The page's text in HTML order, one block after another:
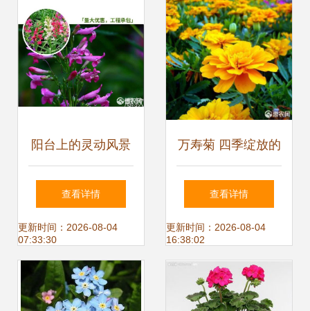
阳台上的灵动风景
钓钟柳种子的种植
与养护指南
查看详情
更新时间：2026-08-04
07:33:30
万寿菊 四季绽放的
绿化明珠，从种子
到花海的园艺之旅
查看详情
更新时间：2026-08-04
16:38:02